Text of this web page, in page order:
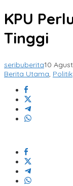
KPU
Tinggi
seribuberita10
Berita Utama, Politik